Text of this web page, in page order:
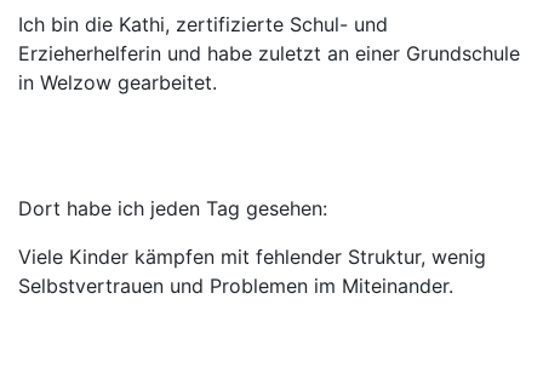
Ich bin die Kathi, zertifizierte Schul- und
Erzieherhelferin und habe zuletzt an einer Grundschule
in Welzow gearbeitet.
Dort habe ich jeden Tag gesehen:
Viele Kinder kämpfen mit fehlender Struktur, wenig
Selbstvertrauen und Problemen im Miteinander.